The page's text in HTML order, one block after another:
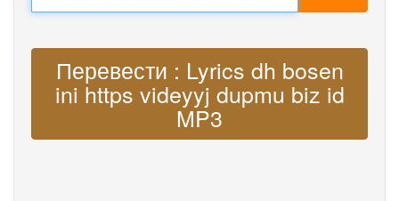
Перевести : Lyrics dh bosen
ini https videyyj dupmu biz id
MP3